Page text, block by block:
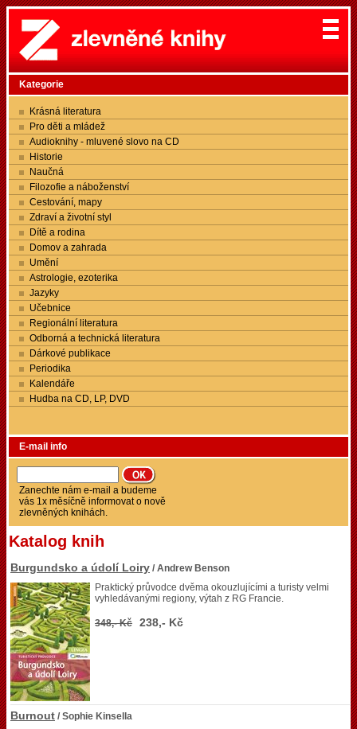
Kategorie
Krásná literatura
Pro děti a mládež
Audioknihy - mluvené slovo na CD
Historie
Naučná
Filozofie a náboženství
Cestování, mapy
Zdraví a životní styl
Dítě a rodina
Domov a zahrada
Umění
Astrologie, ezoterika
Jazyky
Učebnice
Regionální literatura
Odborná a technická literatura
Dárkové publikace
Periodika
Kalendáře
Hudba na CD, LP, DVD
E-mail info
Zanechte nám e-mail a budeme
vás 1x měsíčně informovat o nově
zlevněných knihách.
Katalog knih
Burgundsko a údolí Loiry / Andrew Benson
Praktický průvodce dvěma okouzlujícími a turisty velmi
vyhledávanými regiony, výtah z RG Francie.
348,- Kč 238,- Kč
Burnout / Sophie Kinsella